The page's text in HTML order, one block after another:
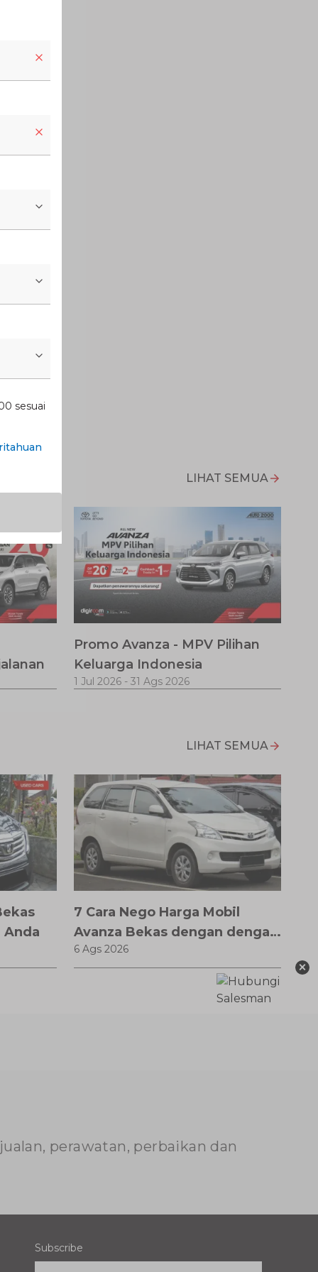
LIHAT SEMUA
Promo Avanza - MPV Pilihan
Keluarga Indonesia
1 Jul 2026 - 31 Ags 2026
LIHAT SEMUA
Anda
7 Cara Nego Harga Mobil
Avanza Bekas dengan dengan
Teknik Jitu Anti Rugi!
6 Ags 2026
perawatan, perbaikan dan
×
Subscribe
sesuai